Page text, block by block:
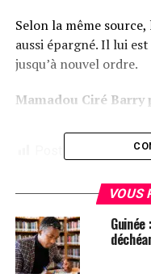
Selon la même
aussi épargné. Il lui
jusqu’à nouvel ordre.
Mamadou Ciré
5 275
SIDY SOULEYMANE
SUIVANT
Niger : Une délégation
Mohamed Bazoum
VOUS